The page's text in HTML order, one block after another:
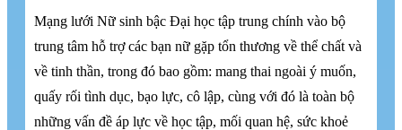
Mạng lưới Nữ sinh bậc Đại học tập trung chính vào bộ
trung tâm hỗ trợ các bạn nữ gặp tổn thương về thể chất và
về tinh thần, trong đó bao gồm: mang thai ngoài ý muốn,
quấy rối tình dục, bạo lực, cô lập, cùng với đó là toàn bộ
những vấn đề áp lực về học tập, mối quan hệ, sức khoẻ